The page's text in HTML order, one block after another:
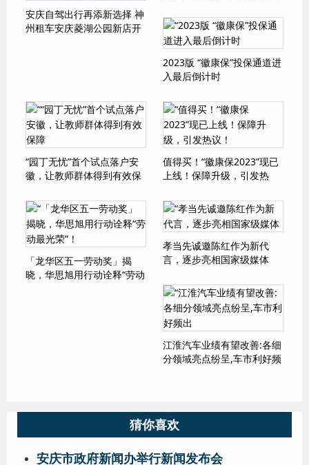
安庆自驾出行再添新选择 神
州租车安庆菱湖公园新店开
2023版 “徽康保”投保通道进
入最后倒计时
“园丁无忧”首个试点落户安
徽，让教师群体得到有效保
值得买！“徽康保2023”现已
上线！保障升级，引发热
「龙华区五一劳动奖」揭
晓，华思旭用行动诠释“劳动
孝当先诚邀陈红作为新代
言，逐步亮相国家级媒体
江淮汽车业绩有望改善:各细
分领域亮点纷呈,车市利好频
猜你喜欢
安庆市政府新闻办举行新闻发布会